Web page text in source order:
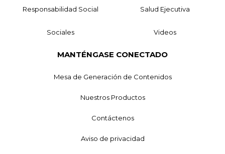
Responsabilidad Social Salud Ejecutiva
Sociales Videos
MANTÉNGASE CONECTADO
Mesa de Generación de Contenidos
Nuestros Productos
Contáctenos
Aviso de privacidad